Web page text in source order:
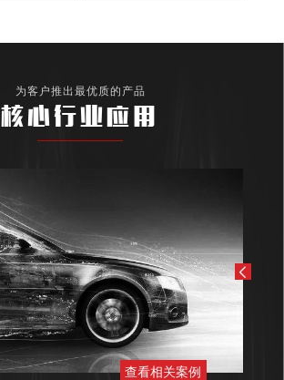
为客户推出最优质的产品
核心行业应用
查看相关案例